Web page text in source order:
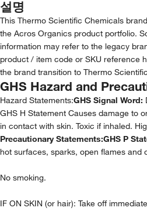
설명
This Thermo Scientific Chemicals
the Acros Organics product portfolio.
information may refer to the legacy
product / item code or SKU reference
the brand transition to Thermo
GHS Hazard and
Hazard Statements:GHS Signal Word:
GHS H Statement Causes damage to
in contact with skin. Toxic if inhaled.
Precautionary Statements:GHS P
hot surfaces, sparks, open flames and
No smoking.
IF ON SKIN (or hair): Take off